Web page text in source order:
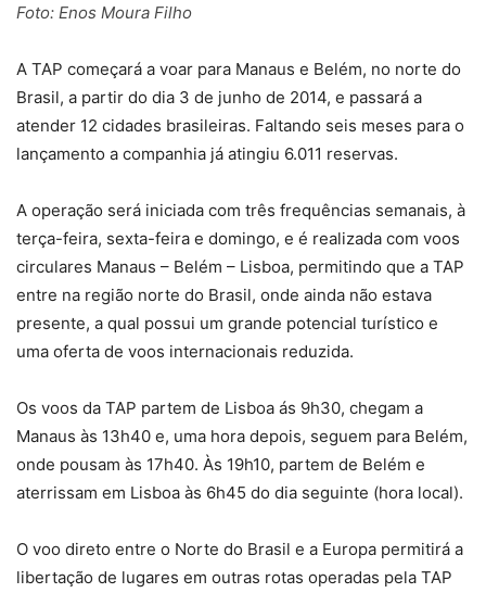
Foto: Enos Moura Filho
A TAP começará a voar para Manaus e Belém, no norte do
Brasil, a partir do dia 3 de junho de 2014, e passará a
atender 12 cidades brasileiras. Faltando seis meses para o
lançamento a companhia já atingiu 6.011 reservas.
A operação será iniciada com três frequências semanais, à
terça-feira, sexta-feira e domingo, e é realizada com voos
circulares Manaus – Belém – Lisboa, permitindo que a TAP
entre na região norte do Brasil, onde ainda não estava
presente, a qual possui um grande potencial turístico e
uma oferta de voos internacionais reduzida.
Os voos da TAP partem de Lisboa ás 9h30, chegam a
Manaus às 13h40 e, uma hora depois, seguem para Belém,
onde pousam às 17h40. Às 19h10, partem de Belém e
aterrissam em Lisboa às 6h45 do dia seguinte (hora local).
O voo direto entre o Norte do Brasil e a Europa permitirá a
libertação de lugares em outras rotas operadas pela TAP